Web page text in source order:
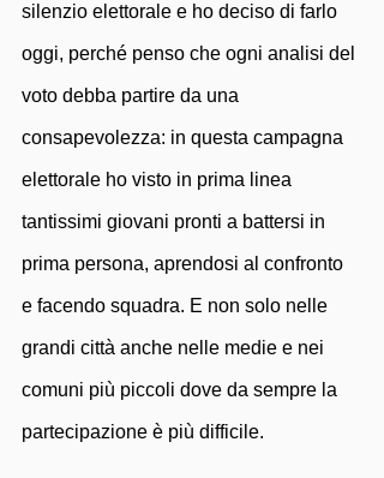
silenzio elettorale e ho deciso di farlo
oggi, perché penso che ogni analisi del
voto debba partire da una
consapevolezza: in questa campagna
elettorale ho visto in prima linea
tantissimi giovani pronti a battersi in
prima persona, aprendosi al confronto
e facendo squadra. E non solo nelle
grandi città anche nelle medie e nei
comuni più piccoli dove da sempre la
partecipazione è più difficile.